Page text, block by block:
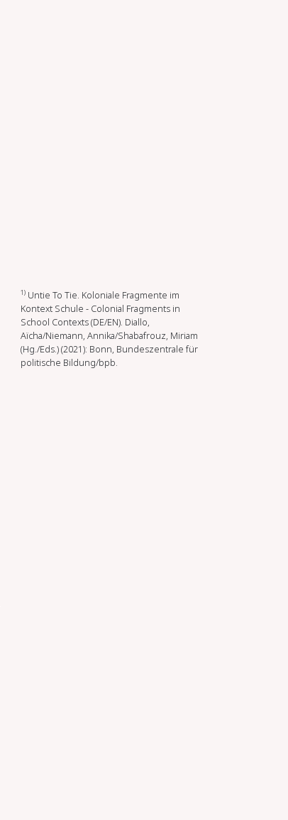
1) Untie To Tie. Koloniale Fragmente im
Kontext Schule - Colonial Fragments in
School Contexts (DE/EN). Diallo,
Aïcha/Niemann, Annika/Shabafrouz, Miriam
(Hg./Eds.) (2021): Bonn, Bundeszentrale für
politische Bildung/bpb.